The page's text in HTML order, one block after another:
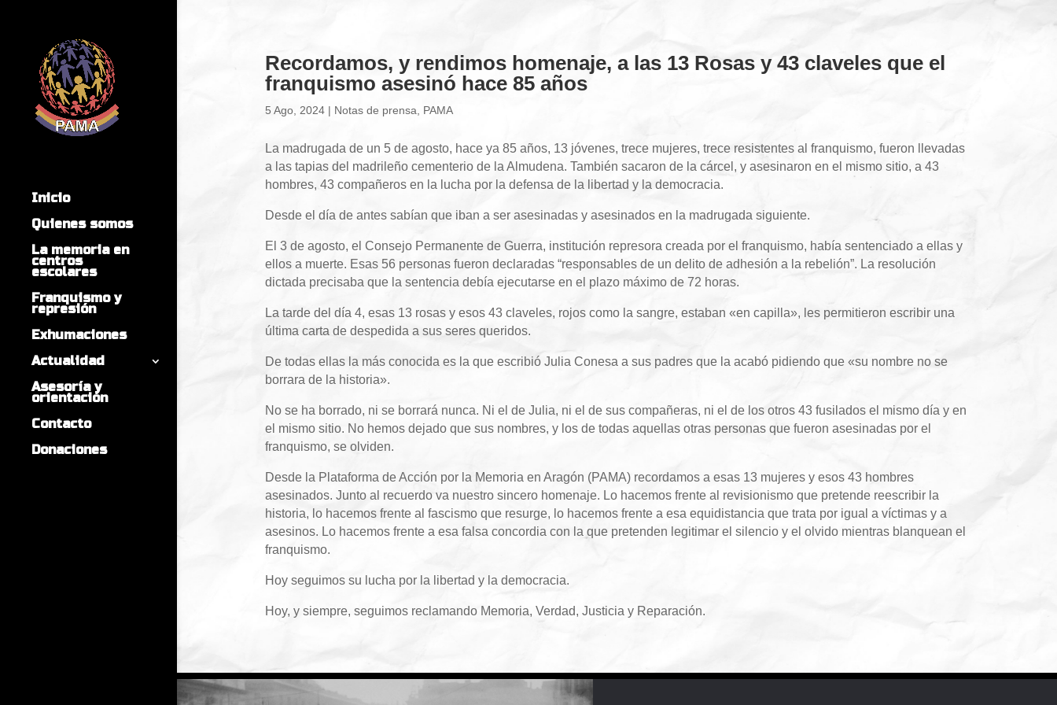
Inicio
Quienes somos
La memoria en
centros
escolares
Franquismo y
represión
Exhumaciones
Actualidad
Asesoría y
orientación
Contacto
Donaciones
Recordamos, y rendimos homenaje, a las 13 Rosas y 43 claveles que el
franquismo asesinó hace 85 años
5 Ago, 2024| Notas de prensa PAMA
La madrugada de un 5 de agosto, hace ya 85 años, 13 jóvenes, trece mujeres, trece resistentes al franquismo, fueron llevadas
a las tapias del madrileño cementerio de la Almudena. También sacaron de la cárcel, y asesinaron en el mismo sitio, a 43
hombres, 43 compañeros en la lucha por la defensa de la libertad y la democracia.
Desde el día de antes sabían que iban a ser asesinadas y asesinados en la madrugada siguiente.
El 3 de agosto, el Consejo Permanente de Guerra, institución represora creada por el franquismo, había sentenciado a ellas y
ellos a muerte. Esas 56 personas fueron declaradas “responsables de un delito de adhesión a la rebelión”. La resolución
dictada precisaba que la sentencia debía ejecutarse en el plazo máximo de 72 horas.
La tarde del día 4, esas 13 rosas y esos 43 claveles, rojos como la sangre, estaban «en capilla», les permitieron escribir una
última carta de despedida a sus seres queridos.
De todas ellas la más conocida es la que escribió Julia Conesa a sus padres que la acabó pidiendo que «su nombre no se
borrara de la historia».
No se ha borrado, ni se borrará nunca. Ni el de Julia, ni el de sus compañeras, ni el de los otros 43 fusilados el mismo día y en
el mismo sitio. No hemos dejado que sus nombres, y los de todas aquellas otras personas que fueron asesinadas por el
franquismo, se olviden.
Desde la Plataforma de Acción por la Memoria en Aragón (PAMA) recordamos a esas 13 mujeres y esos 43 hombres
asesinados. Junto al recuerdo va nuestro sincero homenaje. Lo hacemos frente al revisionismo que pretende reescribir la
historia, lo hacemos frente al fascismo que resurge, lo hacemos frente a esa equidistancia que trata por igual a víctimas y a
asesinos. Lo hacemos frente a esa falsa concordia con la que pretenden legitimar el silencio y el olvido mientras blanquean el
franquismo.
Hoy seguimos su lucha por la libertad y la democracia.
Hoy, y siempre, seguimos reclamando Memoria, Verdad, Justicia y Reparación.